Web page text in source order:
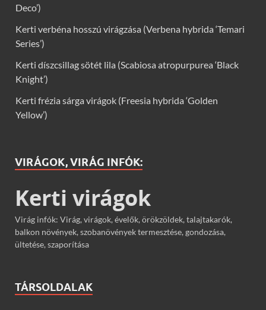
Deco’)
Kerti verbéna hosszú virágzása (Verbena hybrida ‘Temari
Series’)
Kerti díszcsillag sötét lila (Scabiosa atropurpurea ‘Black
Knight’)
Kerti frézia sárga virágok (Freesia hybrida ‘Golden
Yellow’)
VIRÁGOK, VIRÁG INFÓK:
Kerti virágok
Virág infók: Virág, virágok, évelők, örökzöldek, talajtakarók,
balkon növények, szobanövények termesztése, gondozása,
ültetése, szaporítása
TÁRSOLDALAK